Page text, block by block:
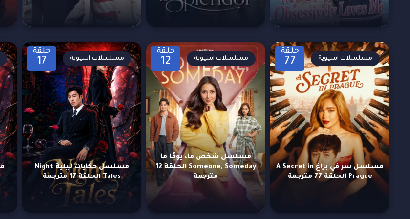
حلقة
77
مسلسل سر في براغ A Secret in
Prague الحلقة 77 مترجمة
مسلسلات اسيوية
حلقة
12
مسلسل شخص ما، يومًا ما
Someone, Someday الحلقة 12
مترجمة
مسلسلات اسيوية
حلقة
17
مسلسل حكايات ليلية Night
Tales الحلقة 17 مترجمة
مسلسلات اسيوية